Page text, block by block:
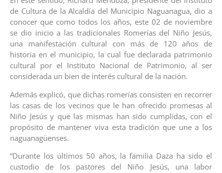
de Cultura de la Alcaldía del Municipio Naguanagua, dio a
conocer que como todos los años, este 02 de noviembre
se dio inicio a las tradicionales Romerías del Niño Jesús,
una manifestación cultural con más de 120 años de
historia en el municipio, la cual fue declarada patrimonio
cultural por el Instituto Nacional de Patrimonio, al ser
considerada un bien de interés cultural de la nación.
Además explicó, que dichas romerías consisten en recorrer
las casas de los vecinos que le han ofrecido promesas al
Niño Jesús y que las mismas han sido cumplidas, con el
propósito de mantener viva esta tradición que une a los
naguanagüenses.
“Durante los últimos 50 años, la familia Daza ha sido el
custodio de los pastores del Niño Jesús, una labor